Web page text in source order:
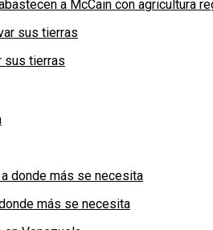
a McCain con agricultura
sus tierras
más se necesita